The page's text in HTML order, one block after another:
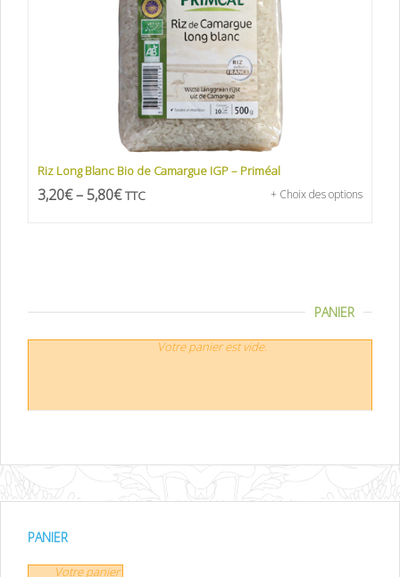
Riz Long Blanc Bio de Camargue IGP – Priméal
3,20€– 5,80€ TTC + Choix des options
PANIER
Votre panier est vide.
PANIER
Votre panier